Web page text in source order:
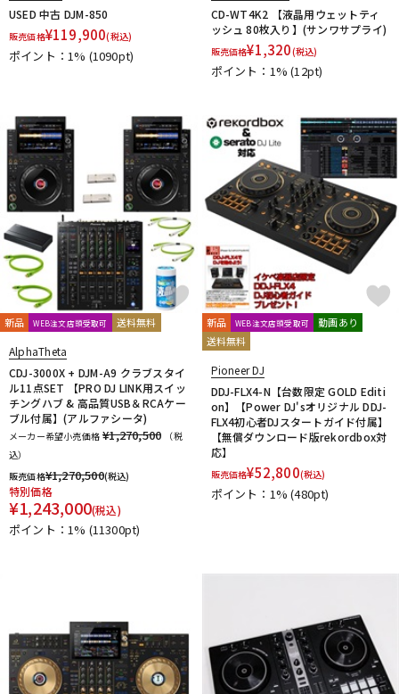
USED 中古 DJM-850
販売価格¥119,900(税込)
ポイント：1% (1090pt)
CD-WT4K2 【液晶用ウェットティ
ッシュ 80枚入り】(サンワサプライ)
販売価格¥1,320(税込)
ポイント：1%(12pt)
新品 WEB注文店頭受取可 送料無料
AlphaTheta
CDJ-3000X + DJM-A9 クラブスタイ
ル11点SET 【PRO DJ LINK用スイッ
チングハブ & 高品質USB＆RCAケー
ブル付属】(アルファシータ)
メーカー希望小売価格 ¥1,270,500
（税
込）
販売価格¥1,270,500(税込)
特別価格
¥1,243,000(税込)
ポイント：1% (11300pt)
新品 WEB注文店頭受取可
動画あり
送料無料
Pioneer DJ
DDJ-FLX4-N【台数限定 GOLD Editi
on】【Power DJ'sオリジナル DDJ-
FLX4初心者DJスタートガイド付属】
【無償ダウンロード版rekordbox対
応】
販売価格¥52,800(税込)
ポイント：1%(480pt)